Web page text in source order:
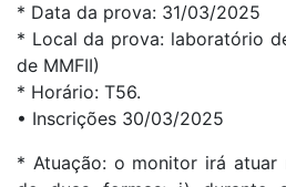
* Data da prova: 31/03/2025
* Local da prova: laboratório
de MMFII)
* Horário: T56.
• Inscrições 30/03/2025
* Atuação: o monitor irá